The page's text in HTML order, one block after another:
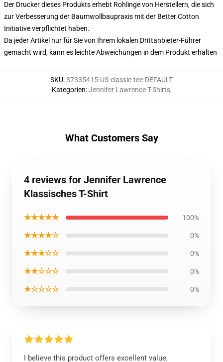
Der Drucker dieses Produkts erhebt Rohlinge von Herstellern, die sich
zur Verbesserung der Baumwollbaupraxis mit der Better Cotton
Initiative verpflichtet haben.
Da jeder Artikel nur für Sie von Ihrem lokalen Drittanbieter-Führer
gemacht wird, kann es leichte Abweichungen in dem Produkt erhalten
SKU:37335415-US-classic-tee-DEFAULT
Kategorien:Jennifer Lawrence T-Shirts,
What Customers Say
4 reviews for Jennifer Lawrence
Klassisches T-Shirt
★★★★★ 100%
★★★★☆ 0%
★★★☆☆ 0%
★★☆☆☆ 0%
★☆☆☆☆ 0%
I believe this product offers excellent value,